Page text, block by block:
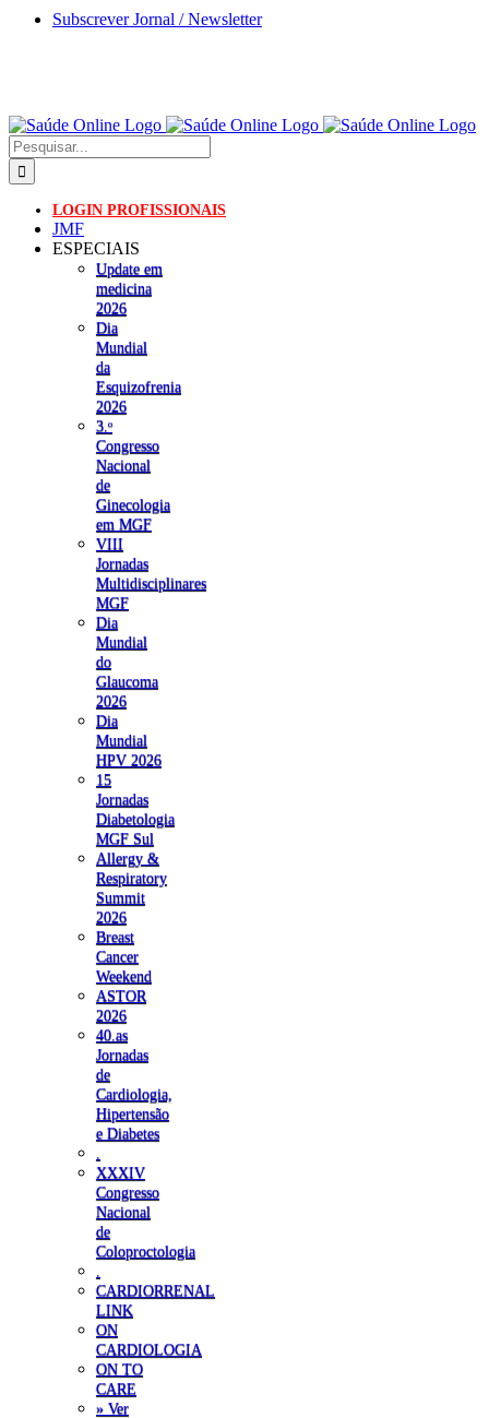
Skip
Subscrever Jornal / Newsletter
Pesquisar
LOGIN PROFISSIONAIS
JMF
ESPECIAIS
Update em
medicina
2026
Dia
Mundial
da
Esquizofrenia
2026
3.ᵒ
Congresso
Nacional
de
Ginecologia
em MGF
VIII
Jornadas
Multidisciplinares
MGF
Dia
Mundial
do
Glaucoma
2026
Dia
Mundial
HPV 2026
15
Jornadas
Diabetologia
MGF Sul
Allergy &
Respiratory
Summit
2026
Breast
Cancer
Weekend
ASTOR
2026
40.as
Jornadas
de
Cardiologia,
Hipertensão
e Diabetes
XXXIV
Congresso
Nacional
de
Coloproctologia
CARDIORRENAL
LINK
ON
CARDIOLOGIA
ON TO
CARE
» Ver